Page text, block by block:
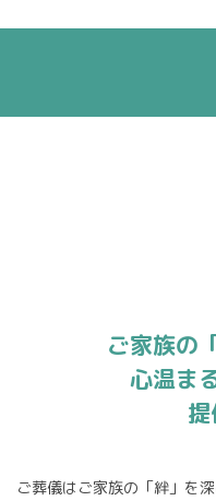
ご家族の
心温ま
ご葬儀はご家族の「絆」を